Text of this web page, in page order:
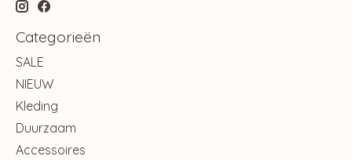
Categorieën
SALE
NIEUW
Kleding
Duurzaam
Accessoires